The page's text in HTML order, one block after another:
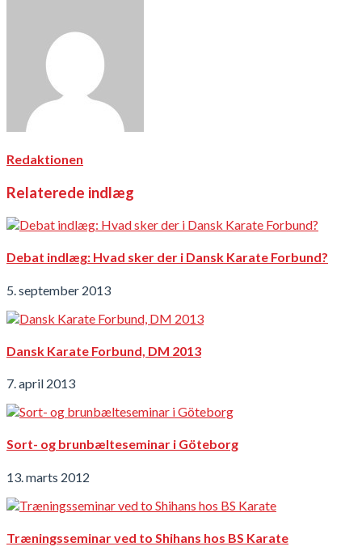
Redaktionen
Relaterede indlæg
Debat indlæg: Hvad sker der i Dansk Karate Forbund?
5. september 2013
Dansk Karate Forbund, DM 2013
7. april 2013
Sort- og brunbælteseminar i Göteborg
13. marts 2012
Træningsseminar ved to Shihans hos BS Karate